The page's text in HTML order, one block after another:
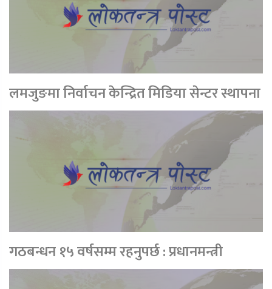
लमजुङमा निर्वाचन केन्द्रित मिडिया सेन्टर स्थापना
गठबन्धन १५ वर्षसम्म रहनुपर्छ : प्रधानमन्त्री